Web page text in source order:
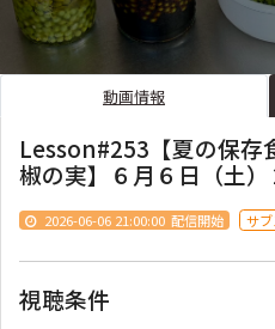
動画情報
Lesson#253【夏の保存
椒の実】６月６日（土
2026-06-06 21:00:00 配信開始 サ
視聴条件